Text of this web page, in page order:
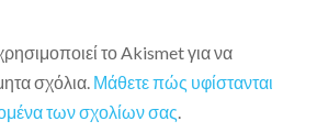
το Akismet για να
σχόλια. Μάθετε πώς υφίστανται
των σχολίων σας